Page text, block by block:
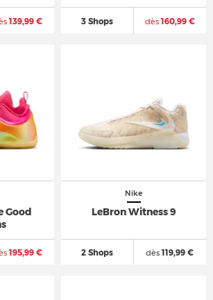
139,99 € 3 Shops dès160,99 €
Good
195,99 €
Nike
LeBron Witness 9
2 Shops dès119,99 €